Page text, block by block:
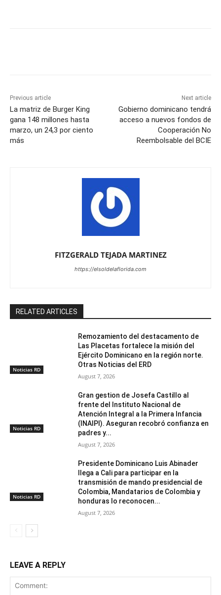
Previous article
La matriz de Burger King
gana 148 millones hasta
marzo, un 24,3 por ciento
más
Next article
Gobierno dominicano tendrá
acceso a nuevos fondos de
Cooperación No
Reembolsable del BCIE
FITZGERALD TEJADA MARTINEZ
https://elsoldelaflorida.com
RELATED ARTICLES
Noticias RD
Remozamiento del destacamento de
Las Placetas fortalece la misión del
Ejército Dominicano en la región norte.
Otras Noticias del ERD
August 7, 2026
Noticias RD
Gran gestion de Josefa Castillo al
frente del Instituto Nacional de
Atención Integral a la Primera Infancia
(INAIPI). Aseguran recobró confianza en
padres y...
August 7, 2026
Noticias RD
Presidente Dominicano Luis Abinader
llega a Cali para participar en la
transmisión de mando presidencial de
Colombia, Mandatarios de Colombia y
honduras lo reconocen...
August 7, 2026
LEAVE A REPLY